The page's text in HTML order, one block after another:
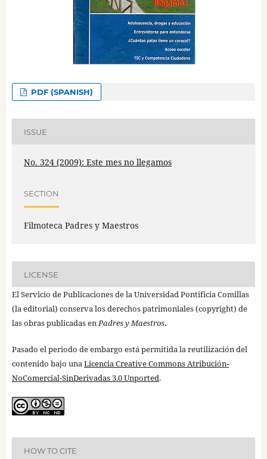
PDF (SPANISH)
ISSUE
No. 324 (2009): Este mes no llegamos
SECTION
Filmoteca Padres y Maestros
LICENSE
El Servicio de Publicaciones de la Universidad Pontificia Comillas
(la editorial) conserva los derechos patrimoniales (copyright) de
las obras publicadas enPadres y Maestros.
Pasado el periodo de embargo está permitida la reutilización del
contenido bajo unaLicencia Creative Commons Atribución-
NoComercial-SinDerivadas 3.0 Unported.
HOW TO CITE